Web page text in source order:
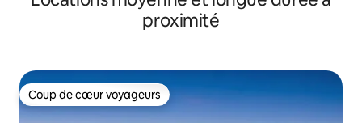
proximité
Coup de cœur voyageurs
Coup de cœur voyageurs